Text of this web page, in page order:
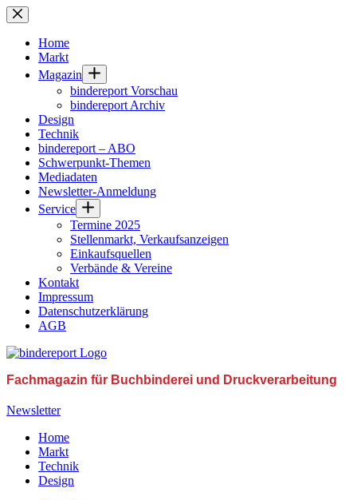
Zum
Inhalt
springenHome
Markt
Magazin
bindereport Vorschau
bindereport Archiv
Design
Technik
bindereport – ABO
Schwerpunkt-Themen
Mediadaten
Newsletter-Anmeldung
Service
Termine 2025
Stellenmarkt, Verkaufsanzeigen
Einkaufsquellen
Verbände & Vereine
Kontakt
Impressum
Datenschutzerklärung
AGB
Fachmagazin für Buchbinderei und Druckverarbeitung
Newsletter
Home
Markt
Technik
Design